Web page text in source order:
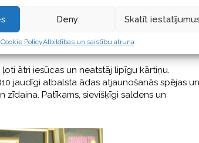
Deny Skatīt
Cookie PolicyAtbildības un saistību atruna
ātri iesūcas un neatstāj lipīgu kārtiņu.
jaudīgi atbalsta ādas atjaunošanās spējas un
Patīkams, sievišķīgi saldens un